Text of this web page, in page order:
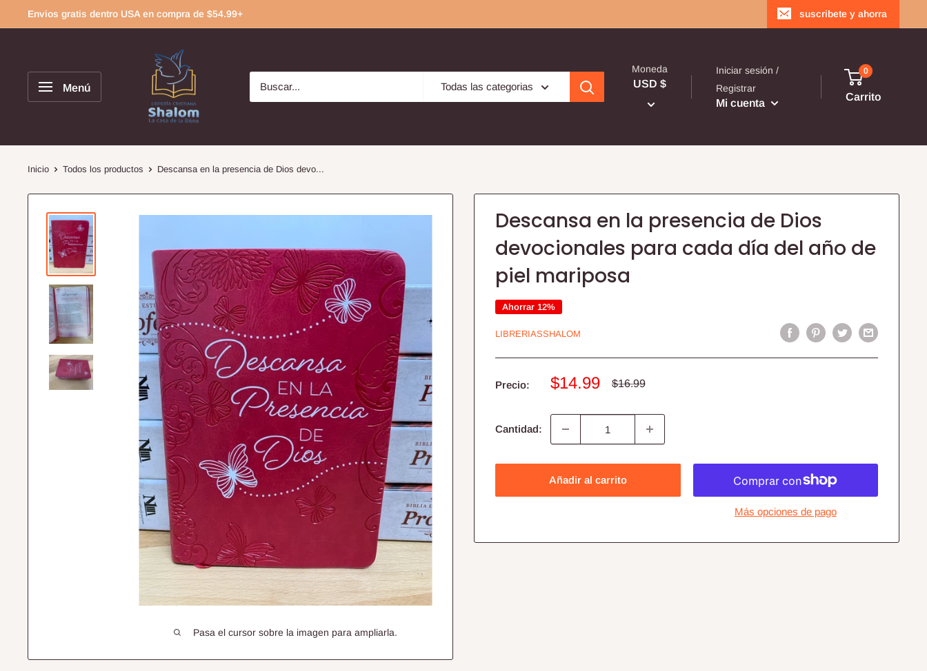
directamente
Envios gratis dentro USA en compra de $54.99+ suscribete y ahorra
Menú Todas las categorias
Moneda
USD $
Iniciar sesión /
Registrar
Mi cuenta
0
Carrito
Inicio Todos los productos Descansa en la presencia de Dios devo...
Pasa el cursor sobre la imagen para ampliarla.
Descansa en la presencia de Dios
devocionales para cada día del año de
piel mariposa
Ahorrar 12%
LIBRERIASSHALOM
Precio:
Precio
venta
$14.99
Precio
$16.99
Cantidad:
Añadir al carrito
Más opciones de pago